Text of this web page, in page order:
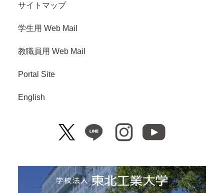
サイトマップ
学生用 Web Mail
教職員用 Web Mail
Portal Site
English